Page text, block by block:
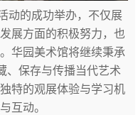
动的成功举办，不仅展
展方面的积极努力，也
华园美术馆将继续秉承
、保存与传播当代艺术
特的观展体验与学习机
互动。